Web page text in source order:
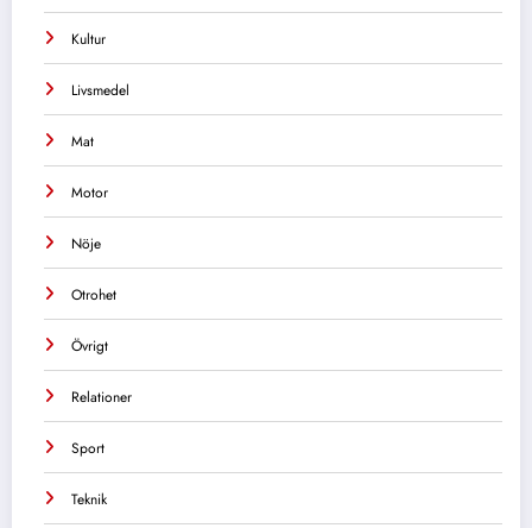
Kultur
Livsmedel
Mat
Motor
Nöje
Otrohet
Övrigt
Relationer
Sport
Teknik